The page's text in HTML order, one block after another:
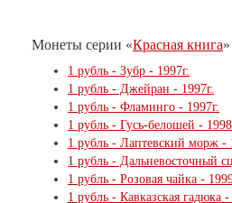
Монеты серии «Красная книга»
1 рубль - Зубр - 1997г.
1 рубль - Джейран - 1997г.
1 рубль - Фламинго - 1997г.
1 рубль - Гусь-белошей -
1 рубль - Лаптевский морж -
1 рубль - Дальневосточный
1 рубль - Розовая чайка -
1 рубль - Кавказская гадюка -